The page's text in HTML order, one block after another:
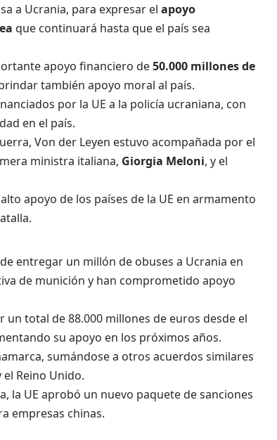
a Ucrania, para expresar el apoyo
que continuará hasta que el país sea
apoyo financiero de50.000 millones de
también apoyo moral al país.
por la UE a la policía ucraniana, con
en el país.
Von der Leyen estuvo acompañada por el
ministra italiana, Giorgia Meloni, y el
apoyo de los países de la UE en armamento
entregar un millón de obuses a Ucrania en
de munición y han comprometido apoyo
total de 88.000 millones de euros desde el
su apoyo en los próximos años.
sumándose a otros acuerdos similares
Reino Unido.
la UE aprobó un nuevo paquete de sanciones
empresas chinas.